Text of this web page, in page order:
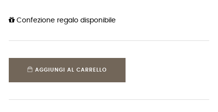
Confezione regalo disponibile
AGGIUNGI AL CARRELLO